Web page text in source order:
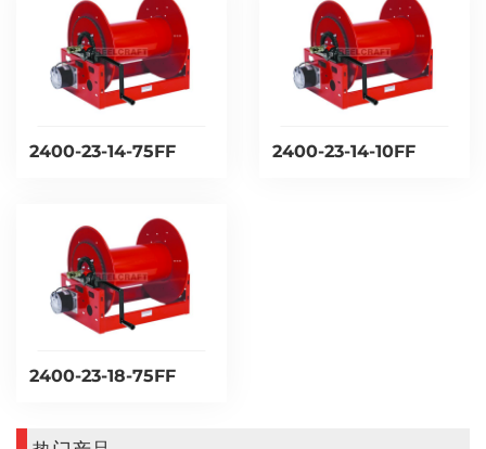
2400-23-14-75FF 2400-23-14-10FF
2400-23-18-75FF